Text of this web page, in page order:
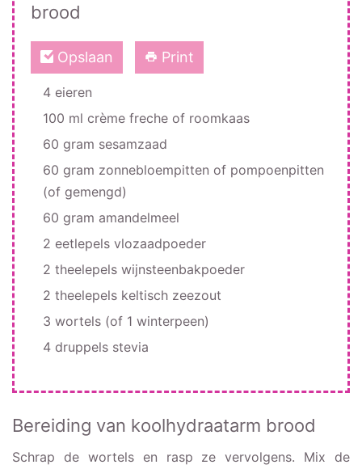
brood
Opslaan Print
4 eieren
100 ml crème freche of roomkaas
60 gram sesamzaad
60 gram zonnebloempitten of pompoenpitten
(of gemengd)
60 gram amandelmeel
2 eetlepels vlozaadpoeder
2 theelepels wijnsteenbakpoeder
2 theelepels keltisch zeezout
3 wortels (of 1 winterpeen)
4 druppels stevia
Bereiding van koolhydraatarm brood
Schrap de wortels en rasp ze vervolgens. Mix de